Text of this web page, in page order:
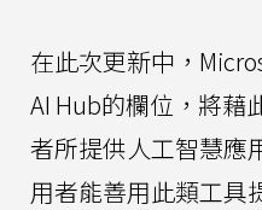
在此次更新中，
AI Hub的欄位，將藉
者所提供人工智慧應
用者能善用此類工具